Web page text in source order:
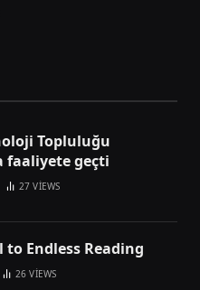
Topluluğu
faaliyete geçti
27VIEWS
to Endless Reading
26VIEWS